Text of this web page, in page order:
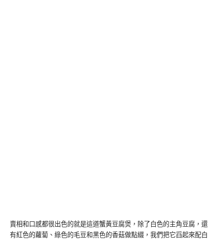
賣相和口感都很出色的就是這道蟹黃豆腐煲，除了白色的主角豆腐，還
有紅色的蘿蔔、綠色的毛豆和黑色的香菇做點綴，我們把它舀起來配白